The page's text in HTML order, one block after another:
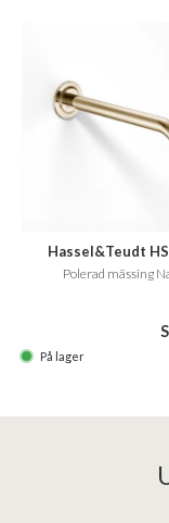
Hassel&Teudt
Polerad mässing
På lager